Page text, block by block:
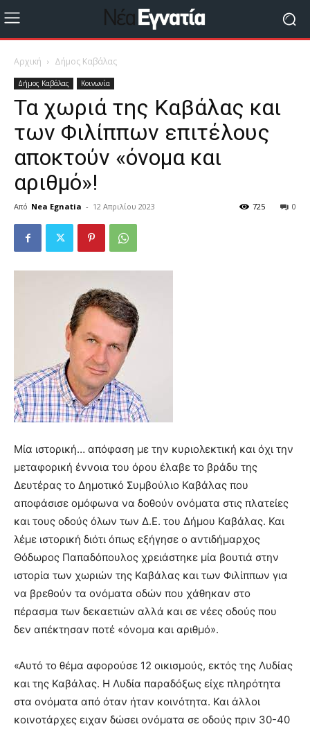
Αρχική Δήμος Καβάλας
Δήμος Καβάλας Κοινωνία
Τα χωριά της Καβάλας και
των Φιλίππων επιτέλους
αποκτούν «όνομα και
αριθμό»!
Από Nea Egnatia - 12 Απριλίου 2023 0
725
Μία ιστορική… απόφαση με την κυριολεκτική και όχι την
μεταφορική έννοια του όρου έλαβε το βράδυ της
Δευτέρας το Δημοτικό Συμβούλιο Καβάλας που
αποφάσισε ομόφωνα να δοθούν ονόματα στις πλατείες
και τους οδούς όλων των Δ.Ε. του Δήμου Καβάλας. Και
λέμε ιστορική διότι όπως εξήγησε ο αντιδήμαρχος
Θόδωρος Παπαδόπουλος χρειάστηκε μία βουτιά στην
ιστορία των χωριών της Καβάλας και των Φιλίππων για
να βρεθούν τα ονόματα οδών που χάθηκαν στο
πέρασμα των δεκαετιών αλλά και σε νέες οδούς που
δεν απέκτησαν ποτέ «όνομα και αριθμό».
«Αυτό το θέμα αφορούσε 12 οικισμούς, εκτός της Λυδίας
και της Καβάλας. Η Λυδία παραδόξως είχε πληρότητα
στα ονόματα από όταν ήταν κοινότητα. Και άλλοι
κοινοτάρχες ειχαν δώσει ονόματα σε οδούς πριν 30-40